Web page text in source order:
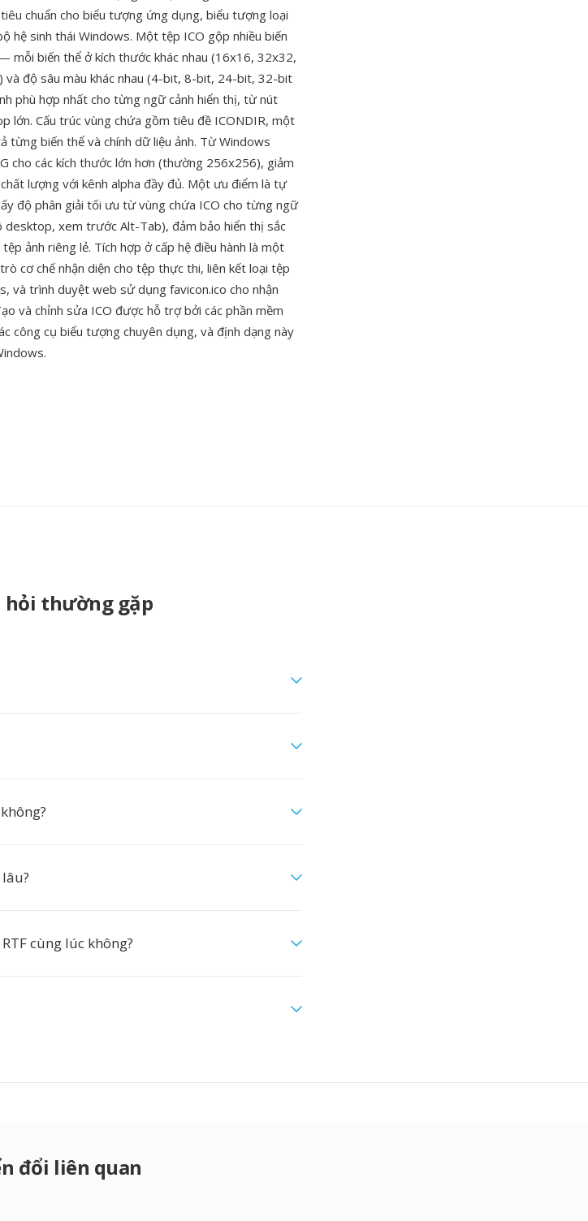
chuẩn cho biểu tượng ứng dụng, biểu tượng loại
sinh thái Windows. Một tệp ICO gộp nhiều biến
mỗi biến thể ở kích thước khác nhau (16x16, 32x32,
và độ sâu màu khác nhau (4-bit, 8-bit, 24-bit, 32-bit
phù hợp nhất cho từng ngữ cảnh hiển thị, từ nút
lớn. Cấu trúc vùng chứa gồm tiêu đề ICONDIR, một
từng biến thể và chính dữ liệu ảnh. Từ Windows
cho các kích thước lớn hơn (thường 256x256), giảm
lượng với kênh alpha đầy đủ. Một ưu điểm là tự
độ phân giải tối ưu từ vùng chứa ICO cho từng ngữ
desktop, xem trước Alt-Tab), đảm bảo hiển thị sắc
ảnh riêng lẻ. Tích hợp ở cấp hệ điều hành là một
cơ chế nhận diện cho tệp thực thi, liên kết loại tệp
và trình duyệt web sử dụng favicon.ico cho nhận
và chỉnh sửa ICO được hỗ trợ bởi các phần mềm
công cụ biểu tượng chuyên dụng, và định dạng này
hỏi thường gặp
cùng lúc không?
đổi liên quan